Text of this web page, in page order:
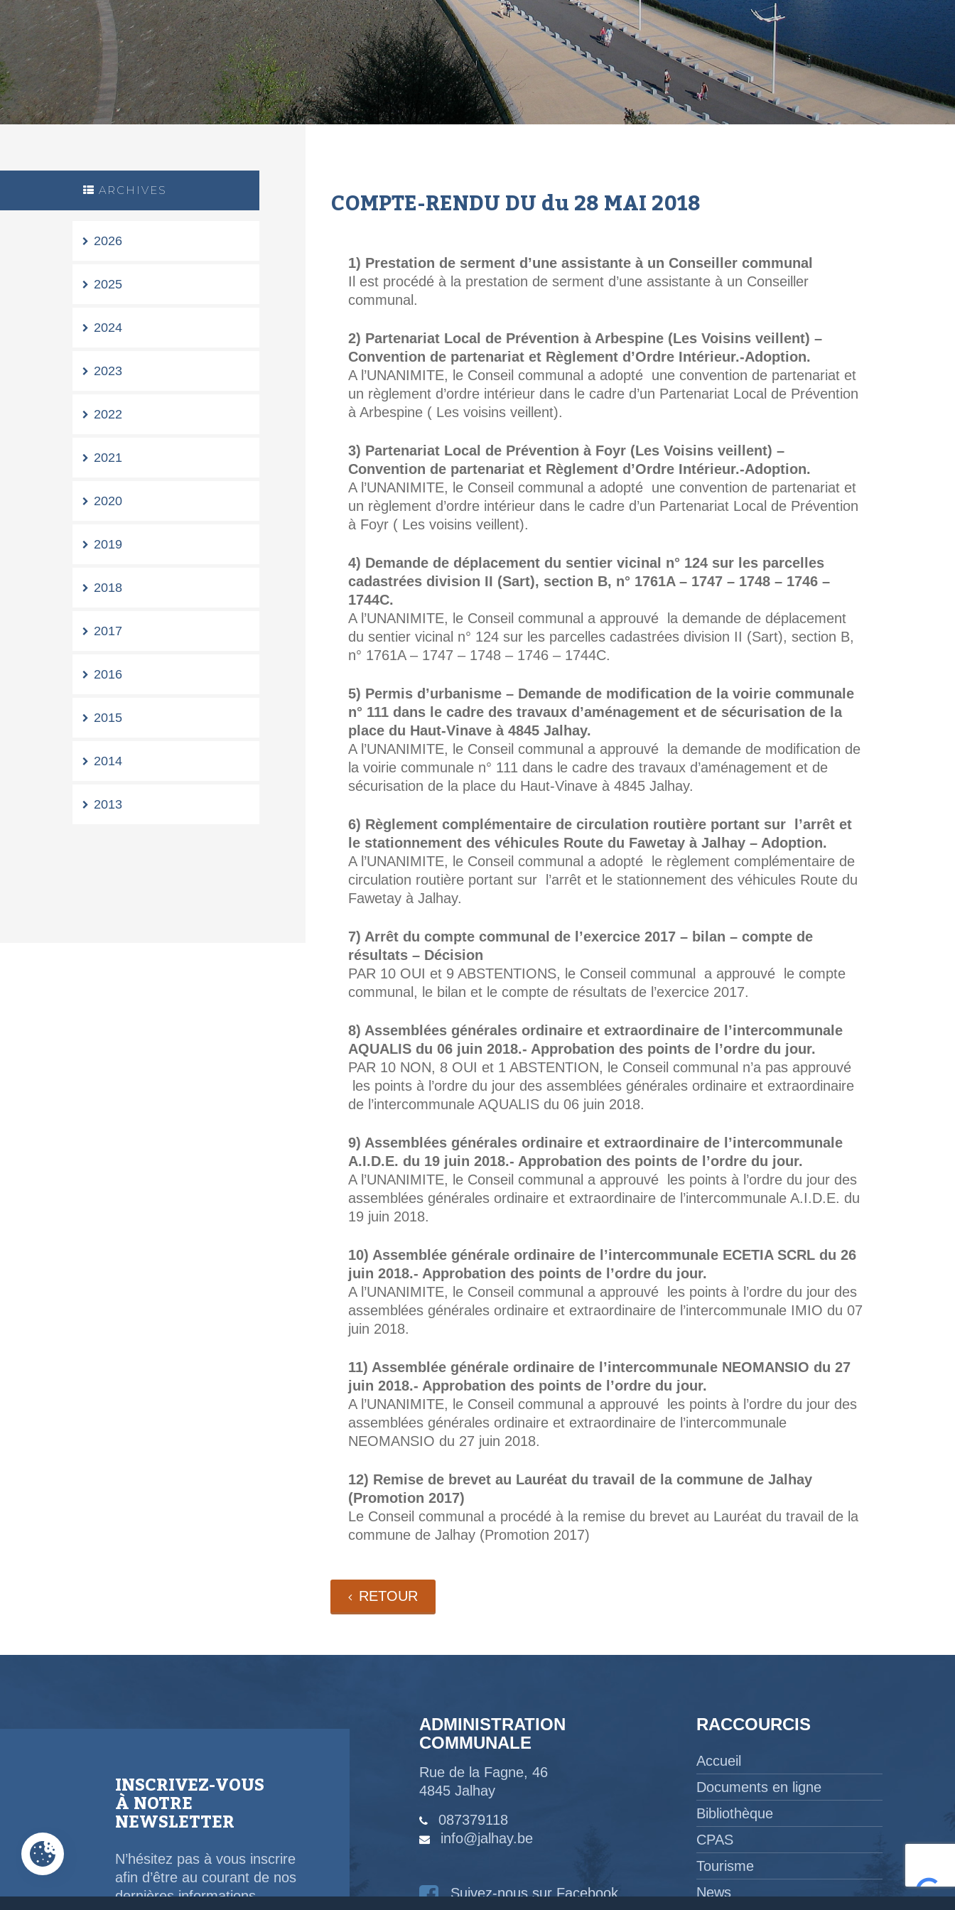
ARCHIVES
2026
2025
2024
2023
2022
2021
2020
2019
2018
2017
2016
2015
2014
2013
COMPTE-RENDU DU du 28 MAI 2018
Prestation de serment d’une assistante à un Conseiller communal
Il est procédé à la prestation de serment d’une assistante à un Conseiller
communal.
Partenariat Local de Prévention à Arbespine (Les Voisins veillent) –
Convention de partenariat et Règlement d’Ordre Intérieur.-Adoption.
A l’UNANIMITE, le Conseil communal a adopté une convention de partenariat et
un règlement d’ordre intérieur dans le cadre d’un Partenariat Local de Prévention
à Arbespine ( Les voisins veillent).
Partenariat Local de Prévention à Foyr (Les Voisins veillent) –
Convention de partenariat et Règlement d’Ordre Intérieur.-Adoption.
A l’UNANIMITE, le Conseil communal a adopté une convention de partenariat et
un règlement d’ordre intérieur dans le cadre d’un Partenariat Local de Prévention
à Foyr ( Les voisins veillent).
Demande de déplacement du sentier vicinal n° 124 sur les parcelles
cadastrées division II (Sart), section B, n° 1761A – 1747 – 1748 – 1746 –
1744C.
A l’UNANIMITE, le Conseil communal a approuvé la demande de déplacement
du sentier vicinal n° 124 sur les parcelles cadastrées division II (Sart), section B,
n° 1761A – 1747 – 1748 – 1746 – 1744C.
Permis d’urbanisme – Demande de modification de la voirie communale
n° 111 dans le cadre des travaux d’aménagement et de sécurisation de la
place du Haut-Vinave à 4845 Jalhay.
A l’UNANIMITE, le Conseil communal a approuvé la demande de modification de
la voirie communale n° 111 dans le cadre des travaux d’aménagement et de
sécurisation de la place du Haut-Vinave à 4845 Jalhay.
Règlement complémentaire de circulation routière portant sur l’arrêt et
le stationnement des véhicules Route du Fawetay à Jalhay – Adoption.
A l’UNANIMITE, le Conseil communal a adopté le règlement complémentaire de
circulation routière portant sur l’arrêt et le stationnement des véhicules Route du
Fawetay à Jalhay.
Arrêt du compte communal de l’exercice 2017 – bilan – compte de
résultats – Décision
PAR 10 OUI et 9 ABSTENTIONS, le Conseil communal a approuvé le compte
communal, le bilan et le compte de résultats de l’exercice 2017.
Assemblées générales ordinaire et extraordinaire de l’intercommunale
AQUALIS du 06 juin 2018.- Approbation des points de l’ordre du jour.
PAR 10 NON, 8 OUI et 1 ABSTENTION, le Conseil communal n’a pas approuvé
les points à l’ordre du jour des assemblées générales ordinaire et extraordinaire
de l’intercommunale AQUALIS du 06 juin 2018.
Assemblées générales ordinaire et extraordinaire de l’intercommunale
A.I.D.E. du 19 juin 2018.- Approbation des points de l’ordre du jour.
A l’UNANIMITE, le Conseil communal a approuvé les points à l’ordre du jour des
assemblées générales ordinaire et extraordinaire de l’intercommunale A.I.D.E. du
19 juin 2018.
Assemblée générale ordinaire de l’intercommunale ECETIA SCRL du 26
juin 2018.- Approbation des points de l’ordre du jour.
A l’UNANIMITE, le Conseil communal a approuvé les points à l’ordre du jour des
assemblées générales ordinaire et extraordinaire de l’intercommunale IMIO du 07
juin 2018.
Assemblée générale ordinaire de l’intercommunale NEOMANSIO du 27
juin 2018.- Approbation des points de l’ordre du jour.
A l’UNANIMITE, le Conseil communal a approuvé les points à l’ordre du jour des
assemblées générales ordinaire et extraordinaire de l’intercommunale
NEOMANSIO du 27 juin 2018.
Remise de brevet au Lauréat du travail de la commune de Jalhay
(Promotion 2017)
Le Conseil communal a procédé à la remise du brevet au Lauréat du travail de la
commune de Jalhay (Promotion 2017)
RETOUR
INSCRIVEZ-VOUS
À NOTRE
NEWSLETTER
N’hésitez pas à vous inscrire
afin d’être au courant de nos
dernières informations,
ADMINISTRATION
COMMUNALE
Rue de la Fagne, 46
4845 Jalhay
087379118
info@jalhay.be
Suivez-nous sur Facebook
RACCOURCIS
Accueil
Documents en ligne
Bibliothèque
CPAS
Tourisme
News